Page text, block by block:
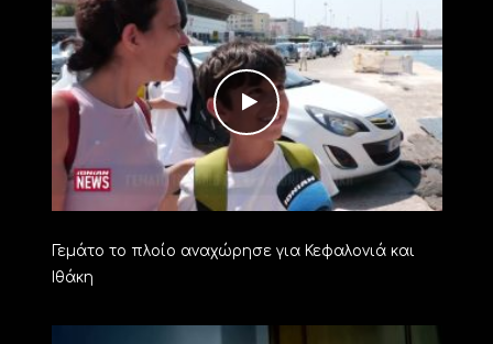
Γεμάτο το πλοίο αναχώρησε για Κεφαλονιά και
Ιθάκη